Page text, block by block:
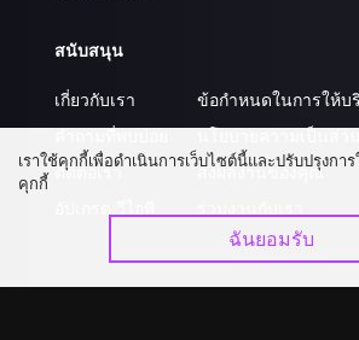
สนับสนุน
เกี่ยวกับเรา
ติดต่อเรา
ข้อกำหนดในการให้บ
ส่งผลงานของคุณ
เราใช้คุกกี้เพื่อดำเนินการเว็บไซต์นี้และปรับปรุงกา
คุกกี้
ฉันยอมรับ